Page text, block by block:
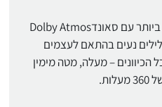
מערכת שמע מובנית מתקדמת ביותר עם סאונדDolby Atmos
נעים בהתאם לעצמים
הכיוונים – מעלה, מטה מימין